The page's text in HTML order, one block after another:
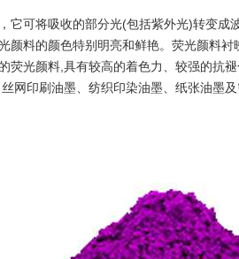
它可将吸收的部分光(包括紫外光)转变
颜料的颜色特别明亮和鲜艳。荧光颜料
荧光颜料,具有较高的着色力、较强的抗
网印刷油墨、纺织印染油墨、纸张油墨及